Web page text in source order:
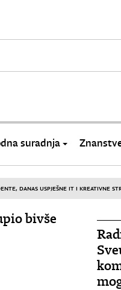
suradnja
DANAS USPJEŠNE IT I KREATIVNE
bivše